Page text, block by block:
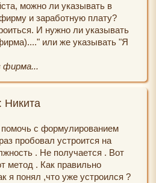
можно ли указывать в
и заработную плату?
И нужно ли указывать
или же указывать "Я
Никита
с формулированием
пробовал устроится на
. Не получается . Вот
метод . Как правильно
я понял ,что уже устроился ?